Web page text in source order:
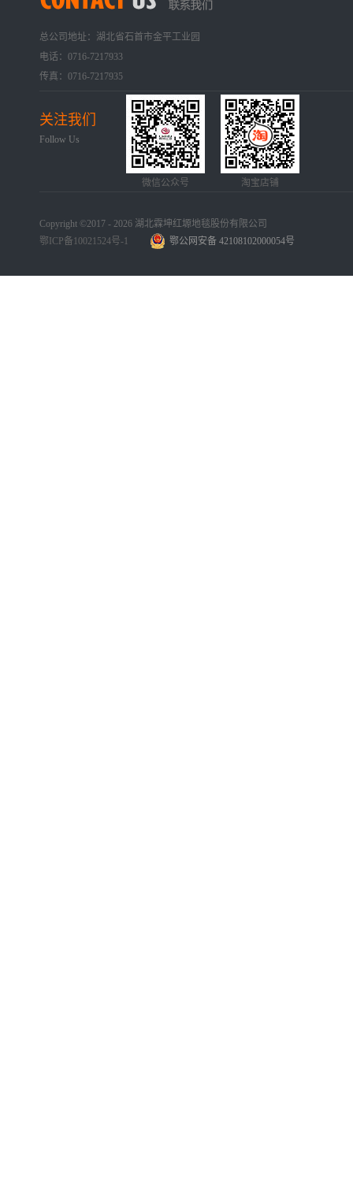
Copyright ©2017 - 2026 湖北霖坤红塬地毯股份有限公司
鄂ICP备10021524号-1
总公司地址：湖北省石首市金平工业园
电话：0716-7217933
传真：0716-7217935
鄂公网安备 42108102000054号
关注我们
Follow Us
微信公众号 淘宝店铺